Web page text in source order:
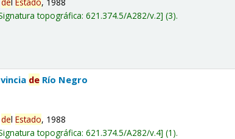
topográfica:621.374.5/A282/v.2 (3).
de Río Negro
delEstado, 1988
topográfica:621.374.5/A282/v.4 (1).